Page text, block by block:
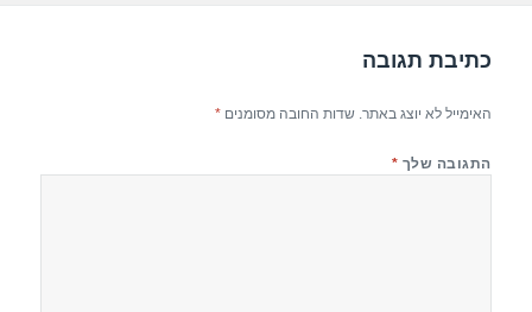
כתיבת תגובה
האימייל לא יוצג באתר. שדות החובה מסומנים*
התגובה שלך *